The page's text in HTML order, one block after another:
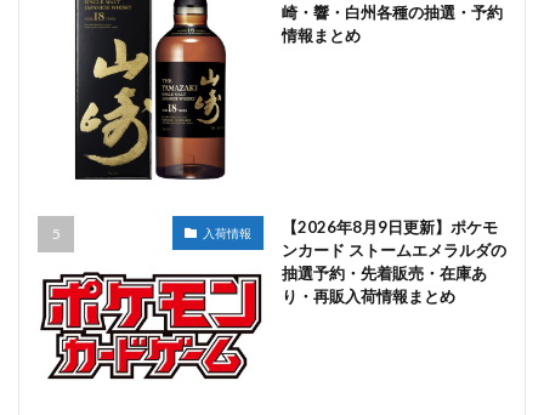
崎・響・白州各種の抽選・予約
情報まとめ
入荷情報
【2026年8月9日更新】ポケモ
ンカード ストームエメラルダの
抽選予約・先着販売・在庫あ
り・再販入荷情報まとめ